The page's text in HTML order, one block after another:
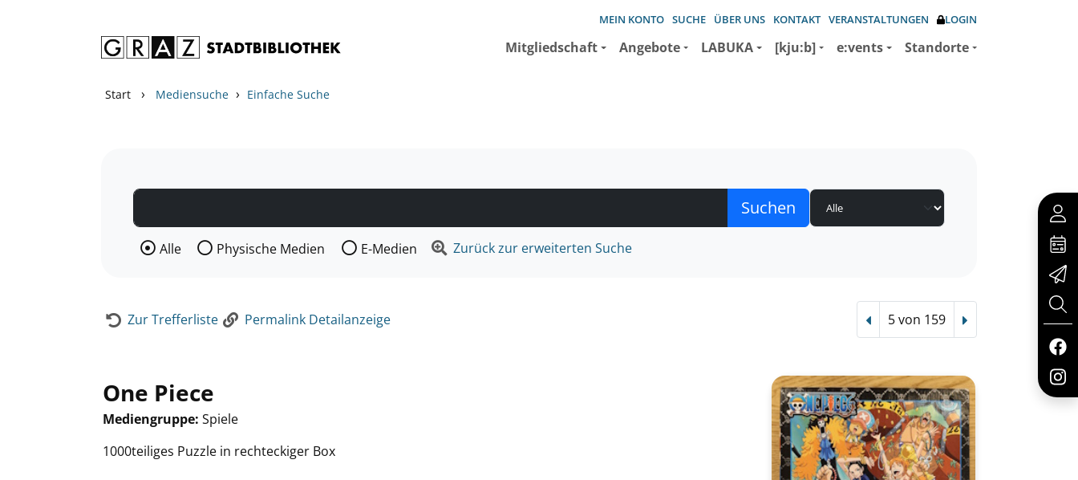
MEIN KONTO SUCHE ÜBER UNS KONTAKT VERANSTALTUNGEN LOGIN
Mitgliedschaft Angebote LABUKA [kju:b] e:vents Standorte
Start › Mediensuche › Einfache Suche
Wählen Sie die Medienart nach der Sie suchen wollen.
Alle Physische Medien E-Medien Zurück zur erweiterten Suche
Zur Trefferliste Permalink Detailanzeige Vorheriger Treffer
5 von 159 Nächster Treffer
One Piece
Mediengruppe: Spiele
1000teiliges Puzzle in rechteckiger Box